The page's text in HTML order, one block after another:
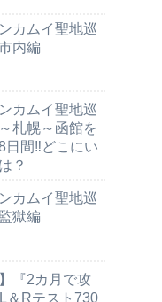
カムイ聖地巡
内編
カムイ聖地巡
札幌～函館を
日間‼どこにい
？
カムイ聖地巡
獄編
『2カ月で攻
Rテスト730